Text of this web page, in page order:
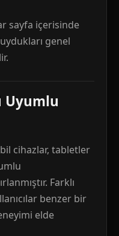
sayfa içerisinde
genel
Uyumlu
cihazlar, tabletler
Farklı
benzer bir
elde